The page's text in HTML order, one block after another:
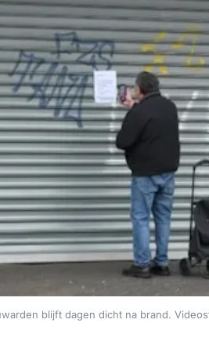
blijft dagen dicht na brand.